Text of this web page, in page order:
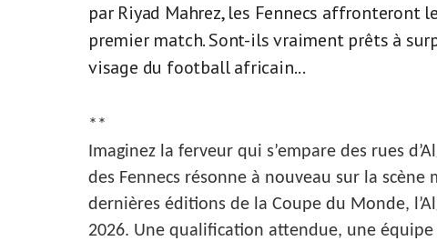
par Riyad Mahrez, les Fennecs affronteront
premier match. Sont-ils vraiment prêts à
visage du football africain...
**
Imaginez la ferveur qui s’empare des rues
des Fennecs résonne à nouveau sur la
dernières éditions de la Coupe du Monde,
2026. Une qualification attendue, une